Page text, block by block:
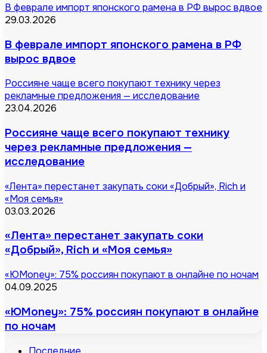
В феврале импорт японского рамена в РФ вырос вдвое
29.03.2026
В феврале импорт японского рамена в РФ
вырос вдвое
Россияне чаще всего покупают технику через
рекламные предложения — исследование
23.04.2026
Россияне чаще всего покупают технику
через рекламные предложения —
исследование
«Лента» перестанет закупать соки «Добрый», Rich и
«Моя семья»
03.03.2026
«Лента» перестанет закупать соки
«Добрый», Rich и «Моя семья»
«ЮMoney»: 75% россиян покупают в онлайне по ночам
04.09.2025
«ЮMoney»: 75% россиян покупают в онлайне
по ночам